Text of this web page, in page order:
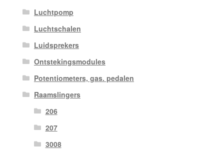
Luchtpomp
Luchtschalen
Luidsprekers
Ontstekingsmodules
Potentiometers, gas. pedalen
Raamslingers
206
207
3008